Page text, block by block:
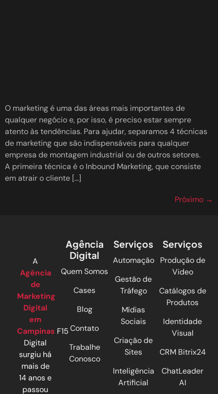
O marketing é uma das áreas mais importantes de
qualquer negócio e, por isso, é preciso estar sempre
atento às tendências. Para ajudar, separamos 4 técnicas
de marketing que são indispensáveis para qualquer
empresa de montagem industrial ou de outros setores.
A primeira técnica é o Inbound Marketing, que consiste
em atrair o cliente […]
Próximo →
A
Agência
de
Marketing
Digital
em
Campinas F15
Digital
surgiu há
mais de
14 anos e
passou
Agência
Digital
Quem Somos
Cases
Blog
Contato
Trabalhe
Conosco
Serviços
Automação
Gestão de
Tráfego
Mídias
Sociais
Criação de
Sites
Inteligência
Artificial
Serviços
Produção de
Video
Catálogos de
Produtos
Identidade
Visual
CRM Bitrix24
ChatLeader
AI